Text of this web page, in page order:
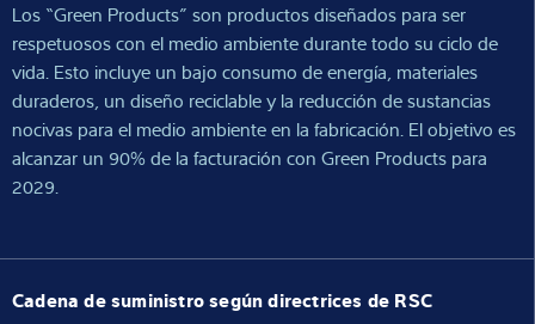
Los “Green Products” son productos diseñados para ser
respetuosos con el medio ambiente durante todo su ciclo de
vida. Esto incluye un bajo consumo de energía, materiales
duraderos, un diseño reciclable y la reducción de sustancias
nocivas para el medio ambiente en la fabricación. El objetivo es
alcanzar un 90% de la facturación con Green Products para
2029.
Cadena de suministro según directrices de RSC